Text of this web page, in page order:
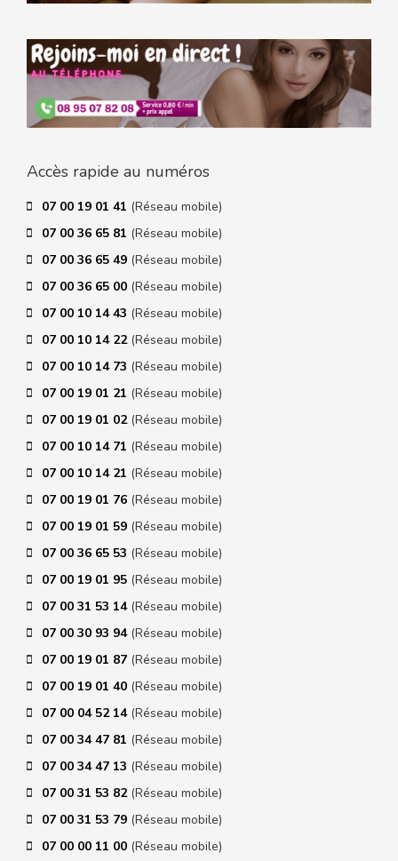
Accès rapide au numéros
07 00 19 01 41 (Réseau mobile)
07 00 36 65 81 (Réseau mobile)
07 00 36 65 49 (Réseau mobile)
07 00 36 65 00 (Réseau mobile)
07 00 10 14 43 (Réseau mobile)
07 00 10 14 22 (Réseau mobile)
07 00 10 14 73 (Réseau mobile)
07 00 19 01 21 (Réseau mobile)
07 00 19 01 02 (Réseau mobile)
07 00 10 14 71 (Réseau mobile)
07 00 10 14 21 (Réseau mobile)
07 00 19 01 76 (Réseau mobile)
07 00 19 01 59 (Réseau mobile)
07 00 36 65 53 (Réseau mobile)
07 00 19 01 95 (Réseau mobile)
07 00 31 53 14 (Réseau mobile)
07 00 30 93 94 (Réseau mobile)
07 00 19 01 87 (Réseau mobile)
07 00 19 01 40 (Réseau mobile)
07 00 04 52 14 (Réseau mobile)
07 00 34 47 81 (Réseau mobile)
07 00 34 47 13 (Réseau mobile)
07 00 31 53 82 (Réseau mobile)
07 00 31 53 79 (Réseau mobile)
07 00 00 11 00 (Réseau mobile)